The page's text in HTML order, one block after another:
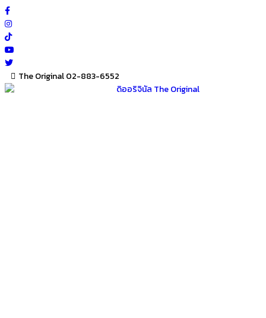
Skip
to
content
The Original 02-883-6552